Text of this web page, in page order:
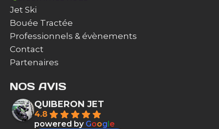
Jet Ski
Bouée Tractée
Professionnels & évènements
Contact
Partenaires
NOS AVIS
QUIBERON JET
4.8
powered by Google